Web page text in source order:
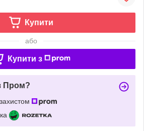
Купити
або
Купити з
Пром?